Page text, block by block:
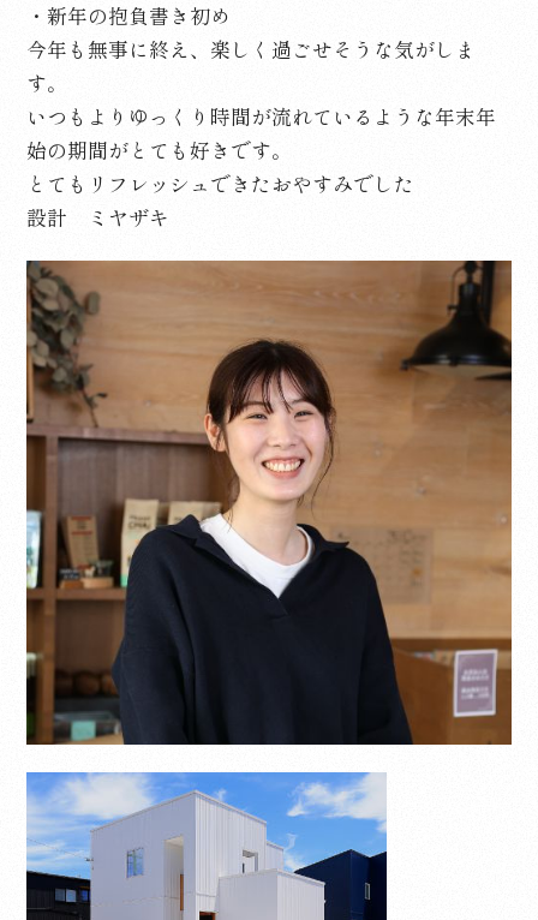
・新年の抱負書き初め
今年も無事に終え、楽しく過ごせそうな気がしま
す。
いつもよりゆっくり時間が流れているような年末年
始の期間がとても好きです。
とてもリフレッシュできたおやすみでした
設計 ミヤザキ